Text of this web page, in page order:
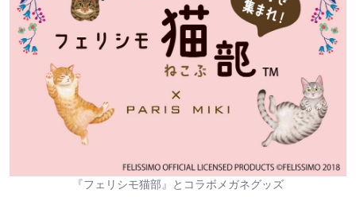
『フェリシモ猫部』とコラボメガネグッズ